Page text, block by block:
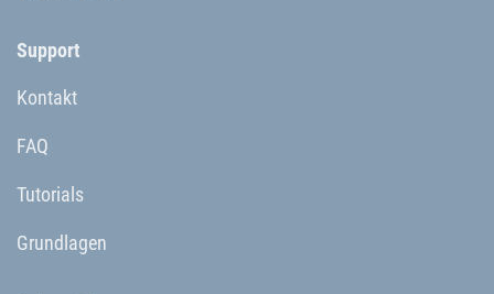
Support
Kontakt
FAQ
Tutorials
Grundlagen